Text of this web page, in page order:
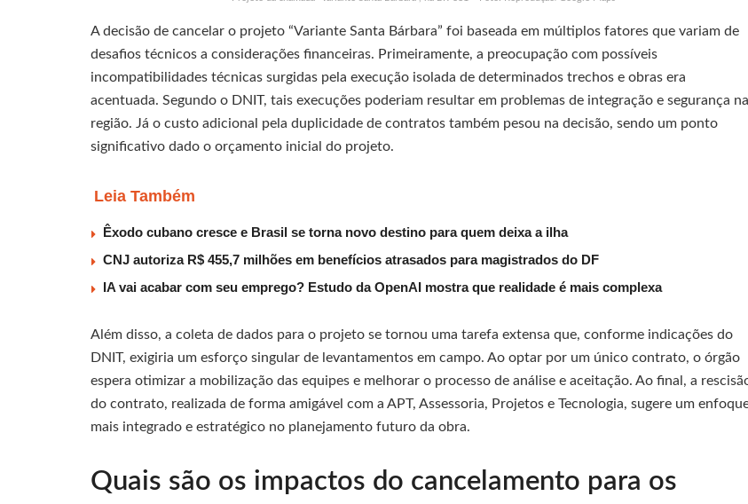
A decisão de cancelar o projeto “Variante Santa Bárbara” foi baseada em múltiplos fatores que variam de
desafios técnicos a considerações financeiras. Primeiramente, a preocupação com possíveis
incompatibilidades técnicas surgidas pela execução isolada de determinados trechos e obras era
acentuada. Segundo o DNIT, tais execuções poderiam resultar em problemas de integração e segurança na
região. Já o custo adicional pela duplicidade de contratos também pesou na decisão, sendo um ponto
significativo dado o orçamento inicial do projeto.
Leia Também
Êxodo cubano cresce e Brasil se torna novo destino para quem deixa a ilha
CNJ autoriza R$ 455,7 milhões em benefícios atrasados para magistrados do DF
IA vai acabar com seu emprego? Estudo da OpenAI mostra que realidade é mais complexa
Além disso, a coleta de dados para o projeto se tornou uma tarefa extensa que, conforme indicações do
DNIT, exigiria um esforço singular de levantamentos em campo. Ao optar por um único contrato, o órgão
espera otimizar a mobilização das equipes e melhorar o processo de análise e aceitação. Ao final, a
do contrato, realizada de forma amigável com a APT, Assessoria, Projetos e Tecnologia, sugere um
mais integrado e estratégico no planejamento futuro da obra.
Quais são os impactos do cancelamento para os